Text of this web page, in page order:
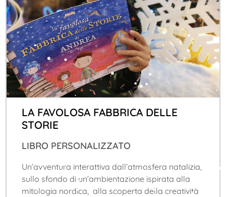
LA FAVOLOSA FABBRICA DELLE
STORIE
LIBRO PERSONALIZZATO
Un’avventura interattiva dall’atmosfera natalizia,
sullo sfondo di un’ambientazione ispirata alla
mitologia nordica, alla scoperta della creatività